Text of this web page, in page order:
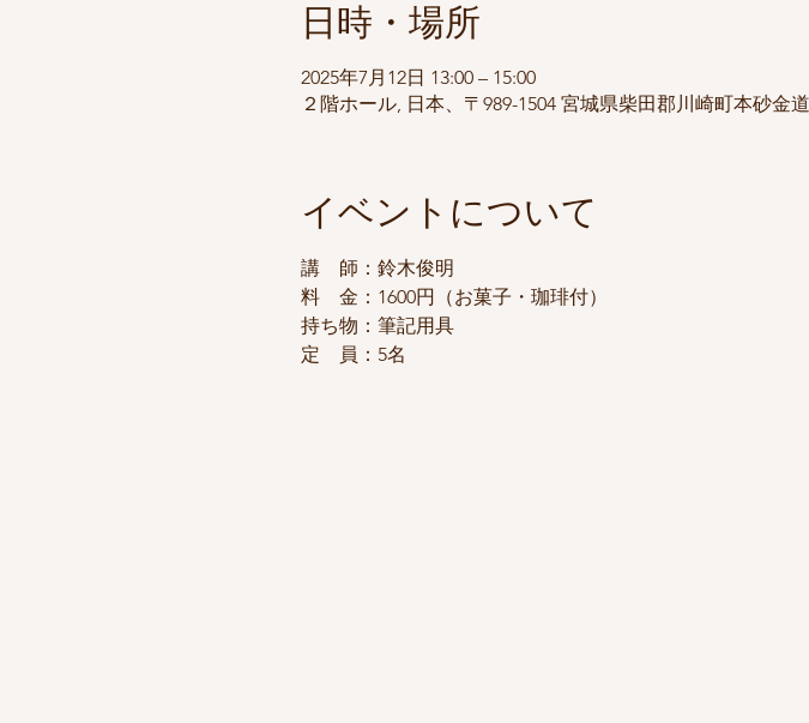
日時・場所
2025年7月12日 13:00 – 15:00
２階ホール, 日本、〒989-1504 宮城県柴田郡川崎町本砂金
イベントについて
講　師：鈴木俊明
料　金：1600円（お菓子・珈琲付）
持ち物：筆記用具
定　員：5名